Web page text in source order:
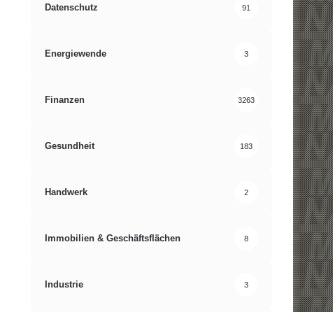
Datenschutz 91
Energiewende 3
Finanzen 3263
Gesundheit 183
Handwerk 2
Immobilien & Geschäftsflächen 8
Industrie 3